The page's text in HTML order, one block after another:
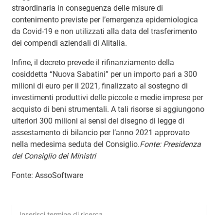
straordinaria in conseguenza delle misure di
contenimento previste per l’emergenza epidemiologica
da Covid-19 e non utilizzati alla data del trasferimento
dei compendi aziendali di Alitalia.
Infine, il decreto prevede il rifinanziamento della
cosiddetta “Nuova Sabatini” per un importo pari a 300
milioni di euro per il 2021, finalizzato al sostegno di
investimenti produttivi delle piccole e medie imprese per
acquisto di beni strumentali. A tali risorse si aggiungono
ulteriori 300 milioni ai sensi del disegno di legge di
assestamento di bilancio per l’anno 2021 approvato
nella medesima seduta del Consiglio.Fonte: Presidenza
del Consiglio dei Ministri
Fonte: AssoSoftware
Ricerca